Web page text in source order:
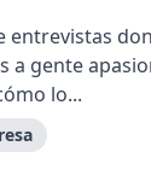
entrevistas
a gente
lo...